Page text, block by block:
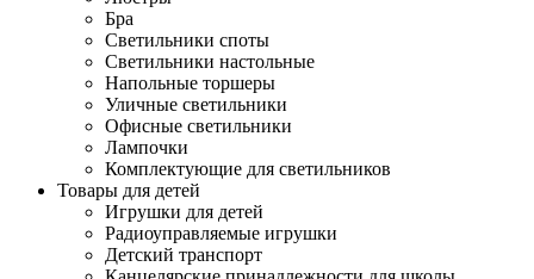
Бра
Светильники споты
Светильники настольные
Напольные торшеры
Уличные светильники
Офисные светильники
Лампочки
Комплектующие для светильников
Товары для детей
Игрушки для детей
Радиоуправляемые игрушки
Детский транспорт